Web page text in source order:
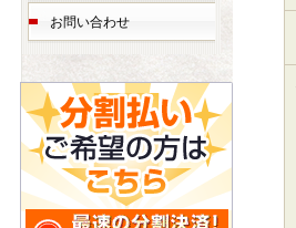
お問い合わせ